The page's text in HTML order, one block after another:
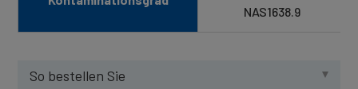
NAS1638.9
So bestellen Sie